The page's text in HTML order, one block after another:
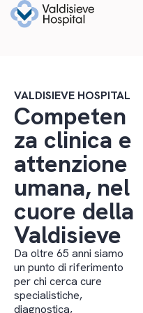
VALDISIEVE HOSPITAL
Competen
za clinica e
attenzione
umana, nel
cuore della
Valdisieve
Da oltre 65 anni siamo
un punto di riferimento
per chi cerca cure
specialistiche,
diagnostica,